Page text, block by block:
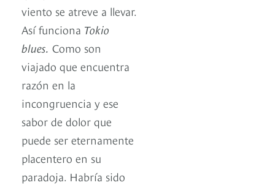
viento se atreve a llevar.
Así funciona Tokio
blues. Como son
viajado que encuentra
razón en la
incongruencia y ese
sabor de dolor que
puede ser eternamente
placentero en su
paradoja. Habría sido